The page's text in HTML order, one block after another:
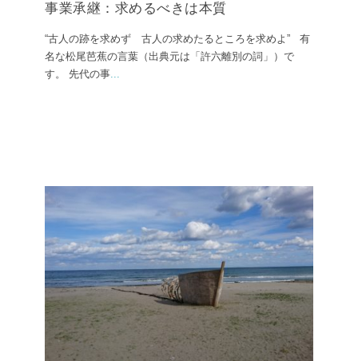
事業承継：求めるべきは本質
“古人の跡を求めず 古人の求めたるところを求めよ” 有
名な松尾芭蕉の言葉（出典元は「許六離別の詞」）で
す。 先代の事...